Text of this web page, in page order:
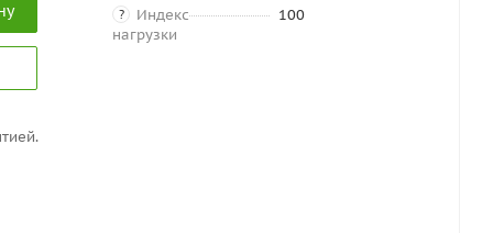
?
Индекс
нагрузки
100